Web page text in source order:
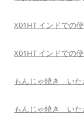
X01HT インドでの
X01HT インドでの
もんじゃ焼き いた
もんじゃ焼き いた